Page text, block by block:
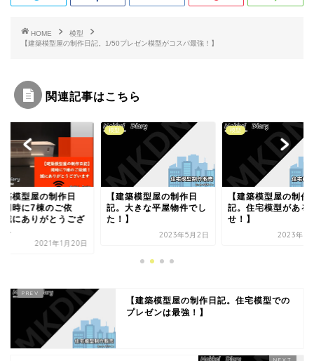
k
HOME
模型
【建築模型屋の制作日記。1/50プレゼン模型がコスパ最強！】
関連記事はこちら
建築模型屋の制作日
。大きな平屋物件でし
！】
模型
【建築模型屋の制作日
記。住宅模型がある打合
せ！】
2023年7月13日
模型
【建築模型屋の
記。今回で53回
用です！感謝で
2021
【建築模型屋の制作日記。住宅模型での
プレゼンは最強！】